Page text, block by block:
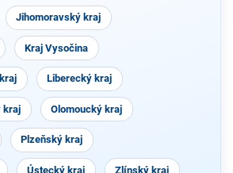
Jihomoravský kraj
Kraj Vysočina
Liberecký kraj
kraj Olomoucký kraj
Plzeňský kraj
Ústecký kraj Zlínský kraj